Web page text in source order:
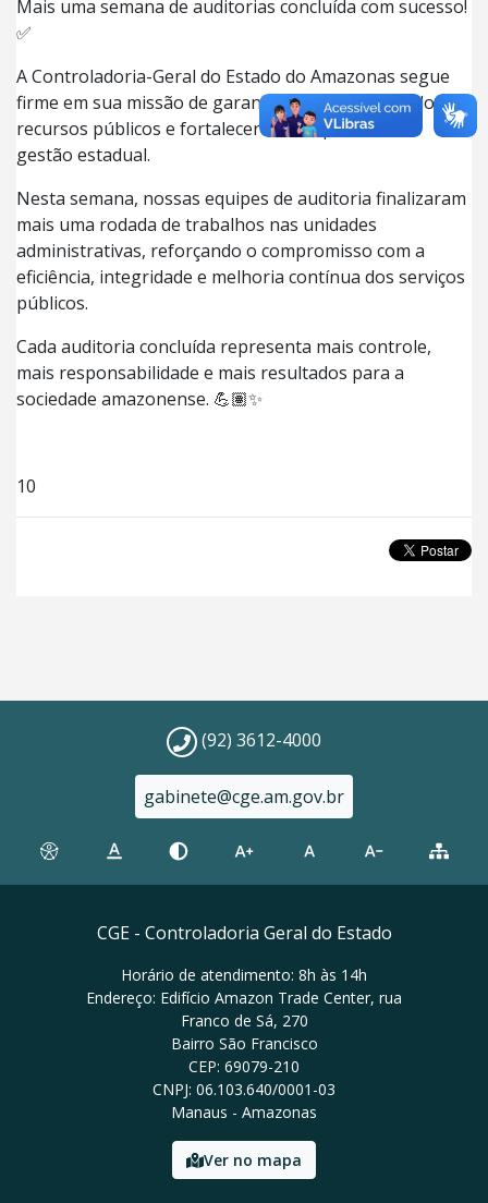
Mais uma semana de auditorias concluída com sucesso!
✅
A Controladoria-Geral do Estado do Amazonas segue
firme em sua missão de garantir a boa aplicação dos
recursos públicos e fortalecer a transparência na
gestão estadual.
Nesta semana, nossas equipes de auditoria finalizaram
mais uma rodada de trabalhos nas unidades
administrativas, reforçando o compromisso com a
eficiência, integridade e melhoria contínua dos serviços
públicos.
Cada auditoria concluída representa mais controle,
mais responsabilidade e mais resultados para a
sociedade amazonense. 💪🏽✨
10
(92) 3612-4000
gabinete@cge.am.gov.br
CGE - Controladoria Geral do Estado
Horário de atendimento: 8h às 14h
Endereço: Edifício Amazon Trade Center, rua
Franco de Sá, 270
Bairro São Francisco
CEP: 69079-210
CNPJ: 06.103.640/0001-03
Manaus - Amazonas
Ver no mapa